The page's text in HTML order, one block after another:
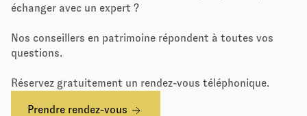
échanger avec un expert ?
Nos conseillers en patrimoine répondent à toutes vos
questions.
Réservez gratuitement un rendez-vous téléphonique.
Prendre rendez-vous